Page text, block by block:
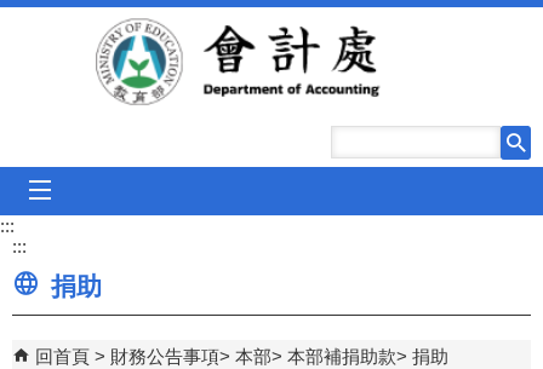
跳到主要內容區塊
:::
:::
捐助
回首頁 財務公告事項 本部 本部補捐助款 捐助